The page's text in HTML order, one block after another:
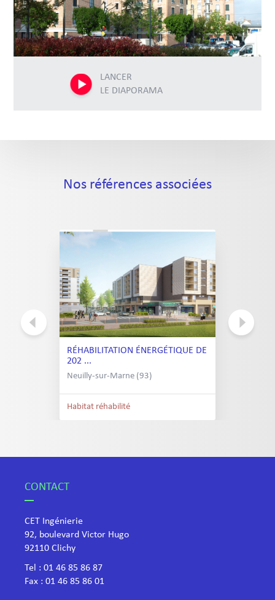
LANCER
LE DIAPORAMA
Nos références associées
RÉHABILITATION ÉNERGÉTIQUE DE
202 ...
Neuilly-sur-Marne (93)
Habitat réhabilité
CONTACT
CET Ingénierie
92, boulevard Victor Hugo
​92110 Clichy
Tel : 01 46 85 86 87
Fax : 01 46 85 86 01